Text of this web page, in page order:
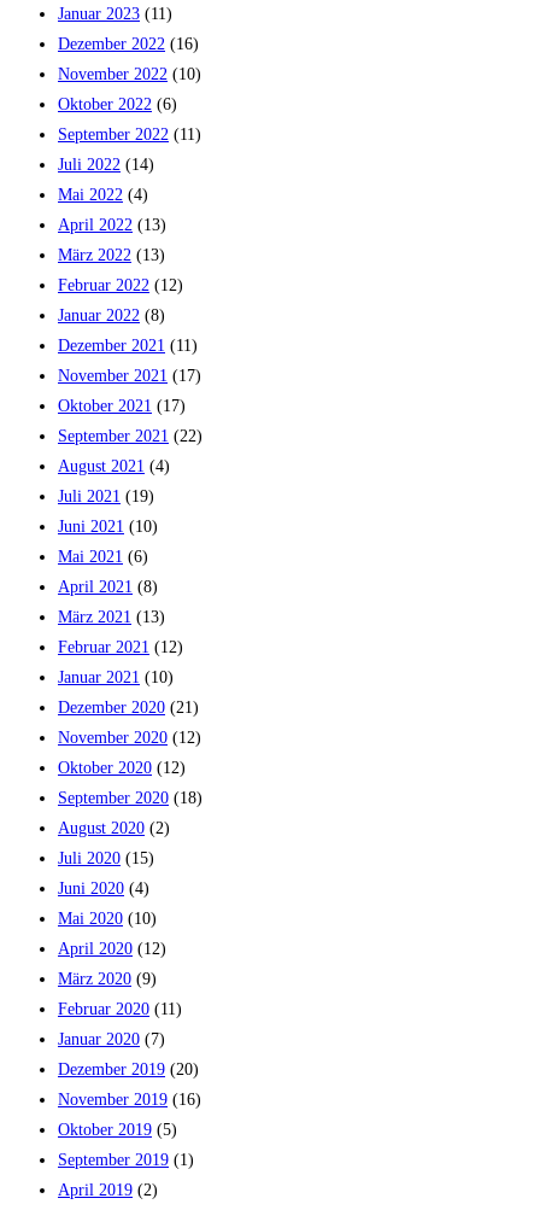
Januar 2023 (11)
Dezember 2022 (16)
November 2022 (10)
Oktober 2022 (6)
September 2022 (11)
Juli 2022 (14)
Mai 2022 (4)
April 2022 (13)
März 2022 (13)
Februar 2022 (12)
Januar 2022 (8)
Dezember 2021 (11)
November 2021 (17)
Oktober 2021 (17)
September 2021 (22)
August 2021 (4)
Juli 2021 (19)
Juni 2021 (10)
Mai 2021 (6)
April 2021 (8)
März 2021 (13)
Februar 2021 (12)
Januar 2021 (10)
Dezember 2020 (21)
November 2020 (12)
Oktober 2020 (12)
September 2020 (18)
August 2020 (2)
Juli 2020 (15)
Juni 2020 (4)
Mai 2020 (10)
April 2020 (12)
März 2020 (9)
Februar 2020 (11)
Januar 2020 (7)
Dezember 2019 (20)
November 2019 (16)
Oktober 2019 (5)
September 2019 (1)
April 2019 (2)